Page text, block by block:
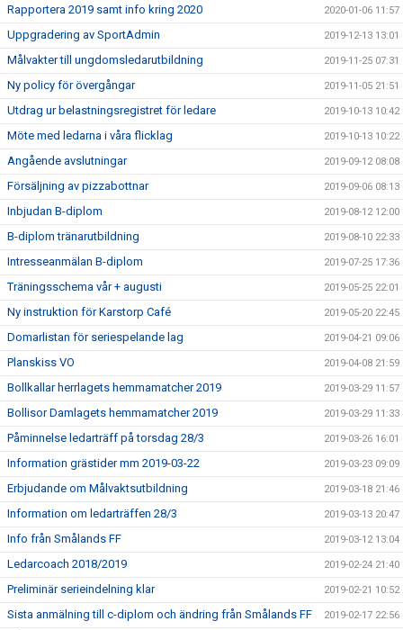
Rapportera 2019 samt info kring 2020 2020-01-06 11:57
Uppgradering av SportAdmin 2019-12-13 13:01
Målvakter till ungdomsledarutbildning 2019-11-25 07:31
Ny policy för övergångar 2019-11-05 21:51
Utdrag ur belastningsregistret för ledare 2019-10-13 10:42
Möte med ledarna i våra flicklag 2019-10-13 10:22
Angående avslutningar 2019-09-12 08:08
Försäljning av pizzabottnar 2019-09-06 08:13
Inbjudan B-diplom 2019-08-12 12:00
B-diplom tränarutbildning 2019-08-10 22:33
Intresseanmälan B-diplom 2019-07-25 17:36
Träningsschema vår + augusti 2019-05-25 22:01
Ny instruktion för Karstorp Café 2019-05-20 22:45
Domarlistan för seriespelande lag 2019-04-21 09:06
Planskiss VO 2019-04-08 21:59
Bollkallar herrlagets hemmamatcher 2019 2019-03-29 11:57
Bollisor Damlagets hemmamatcher 2019 2019-03-29 11:33
Påminnelse ledarträff på torsdag 28/3 2019-03-26 16:01
Information grästider mm 2019-03-22 2019-03-23 09:09
Erbjudande om Målvaktsutbildning 2019-03-18 21:46
Information om ledarträffen 28/3 2019-03-13 20:47
Info från Smålands FF 2019-03-12 13:04
Ledarcoach 2018/2019 2019-02-24 21:40
Preliminär serieindelning klar 2019-02-21 10:52
Sista anmälning till c-diplom och ändring från Smålands FF 2019-02-17 22:56